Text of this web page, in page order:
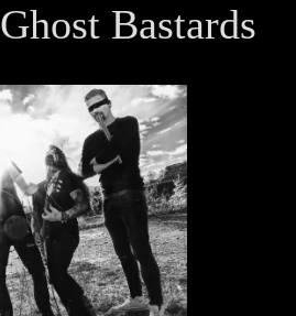
Ghost Bastards